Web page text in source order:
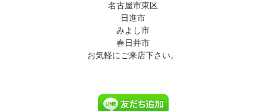
名古屋市東区
日進市
みよし市
春日井市
お気軽にご来店下さい。